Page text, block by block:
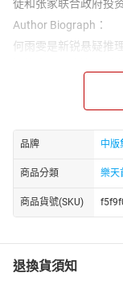
徒和张家联合政府投
Author Biograph：
何雨雯是新锐悬疑推
列离奇案件，在解谜
有度，反转设计精巧
气，被评为年度 “最
品牌 中版
商品分類 樂天
商品貨號(SKU)
退換貨須知